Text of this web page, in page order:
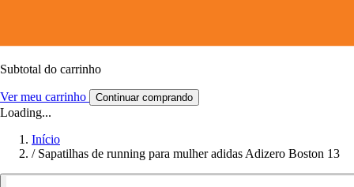
Subtotal do carrinho
Ver meu carrinho Continuar comprando
Loading...
Início
/ Sapatilhas de running para mulher adidas Adizero Boston 13